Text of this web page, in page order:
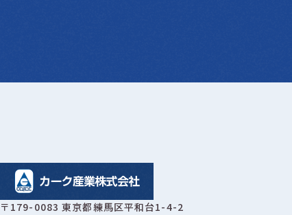
〒179-0083 東京都練馬区平和台1-4-2